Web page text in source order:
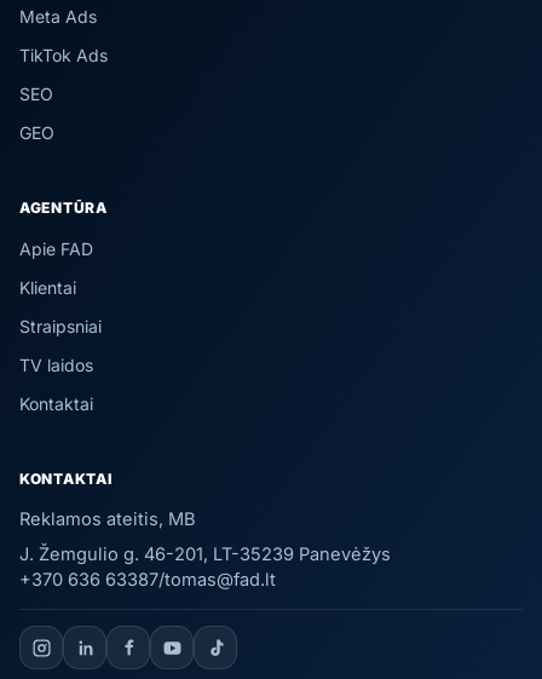
Meta Ads
TikTok Ads
SEO
GEO
AGENTŪRA
Apie FAD
Klientai
Straipsniai
TV laidos
Kontaktai
KONTAKTAI
Reklamos ateitis, MB
J. Žemgulio g. 46-201, LT-35239 Panevėžys
+370 636 63387/tomas@fad.lt